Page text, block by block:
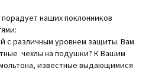
наших поклонников
с различным уровнем защиты. Вам
чехлы на подушки? К Вашим
известные выдающимися